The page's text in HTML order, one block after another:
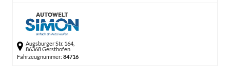
Augsburger Str. 164,
86368 Gersthofen
Fahrzeugnummer: 84716